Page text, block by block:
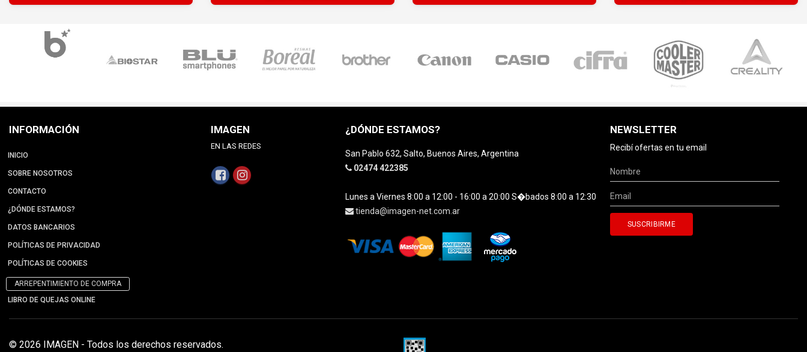
INFORMACIÓN
INICIO
SOBRE NOSOTROS
CONTACTO
¿DÓNDE ESTAMOS?
DATOS BANCARIOS
POLÍTICAS DE PRIVACIDAD
POLÍTICAS DE COOKIES
ARREPENTIMIENTO DE COMPRA
LIBRO DE QUEJAS ONLINE
IMAGEN
EN LAS REDES
¿DÓNDE ESTAMOS?
San Pablo 632, Salto, Buenos Aires, Argentina
02474 422385
Lunes a Viernes 8:00 a 12:00 - 16:00 a 20:00 S�bados 8:00 a 12:30
tienda@imagen-net.com.ar
NEWSLETTER
Recibí ofertas en tu email
© 2026 IMAGEN - Todos los derechos reservados.